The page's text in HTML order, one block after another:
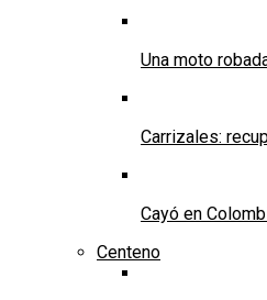
Una moto
Carrizales:
Cayó en
Centeno